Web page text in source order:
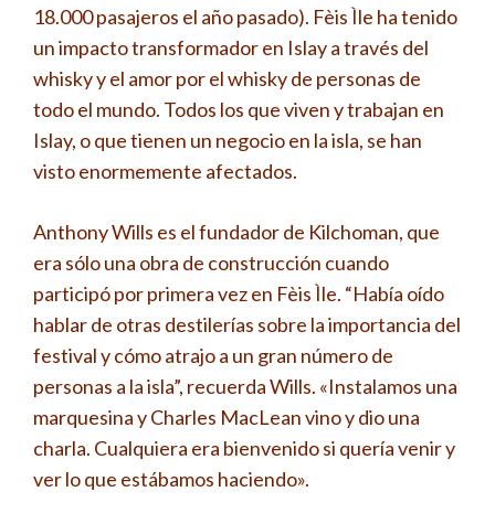
18.000 pasajeros el año pasado). Fèis Ìle ha tenido
un impacto transformador en Islay a través del
whisky y el amor por el whisky de personas de
todo el mundo. Todos los que viven y trabajan en
Islay, o que tienen un negocio en la isla, se han
visto enormemente afectados.
Anthony Wills es el fundador de Kilchoman, que
era sólo una obra de construcción cuando
participó por primera vez en Fèis Ìle. “Había oído
hablar de otras destilerías sobre la importancia del
festival y cómo atrajo a un gran número de
personas a la isla”, recuerda Wills. «Instalamos una
marquesina y Charles MacLean vino y dio una
charla. Cualquiera era bienvenido si quería venir y
ver lo que estábamos haciendo».